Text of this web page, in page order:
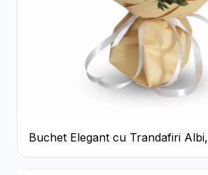
Buchet Elegant cu Trandafiri Albi,
Hortensie și Crizanteme Crem